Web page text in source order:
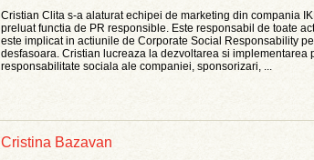
Cristian Clita s-a alaturat echipei de marketing din compania
preluat functia de PR responsible. Este responsabil de toate
este implicat in actiunile de Corporate Social Responsability
desfasoara. Cristian lucreaza la dezvoltarea si implementarea
responsabilitate sociala ale companiei, sponsorizari, ...
Cristina Bazavan